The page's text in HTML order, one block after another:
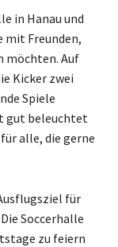
in Hanau und
mit Freunden,
möchten. Auf
Kicker zwei
Spiele
gut beleuchtet
alle, die gerne
für
Soccerhalle
zu feiern